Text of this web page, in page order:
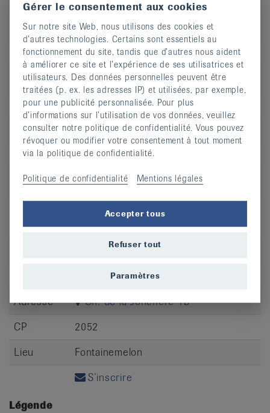
Jour
je
Heure
10:30 - 11:30
Adresse
Dojo JKC, Blaise-Cendrars 3
CP
2300
Lieu
La Chaux-de-Fonds
S’inscrire
09:00 - 10:00
Adresse
Ch. de la Jonchère 1b
CP
2052
Lieu
Fontainemelon
S’inscrire
Légende
Gérer le consentement aux cookies
Sur notre site Web, nous utilisons des cookies et
d’autres technologies. Certains sont essentiels au
fonctionnement du site, tandis que d’autres nous aident
à améliorer ce site et l’expérience de ses utilisatrices et
utilisateurs. Des données personnelles peuvent être
traitées (p. ex. les adresses IP) et utilisées, par exemple,
pour une publicité personnalisée. Pour plus
d’informations sur l’utilisation de vos données, veuillez
consulter notre politique de confidentialité. Vous pouvez
révoquer ou modifier votre consentement à tout moment
via la politique de confidentialité.
Politique de confidentialité Mentions légales
Accepter tous
Refuser tout
Paramètres